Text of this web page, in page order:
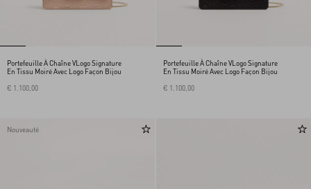
Portefeuille À Chaîne VLogo Signature
En Tissu Moiré Avec Logo Façon Bijou
€ 1.100,00
Portefeuille À Chaîne VLogo Signature
En Tissu Moiré Avec Logo Façon Bijou
€ 1.100,00
Nouveauté